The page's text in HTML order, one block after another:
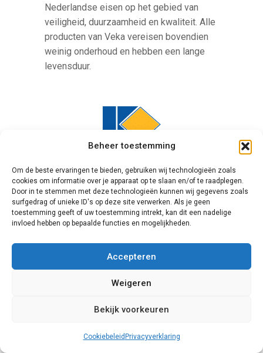
Beheer toestemming
Om de beste ervaringen te bieden, gebruiken wij technologieën zoals
cookies om informatie over je apparaat op te slaan en/of te raadplegen.
Door in te stemmen met deze technologieën kunnen wij gegevens zoals
surfgedrag of unieke ID's op deze site verwerken. Als je geen
toestemming geeft of uw toestemming intrekt, kan dit een nadelige
invloed hebben op bepaalde functies en mogelijkheden.
Accepteren
Weigeren
Bekijk voorkeuren
Cookiebeleid Privacyverklaring
Nederlandse eisen op het gebied van
veiligheid, duurzaamheid en kwaliteit. Alle
producten van Veka vereisen bovendien
weinig onderhoud en hebben een lange
levensduur.
Knipping
Een unieke speler op de markt voor
schuifpuien is Knipping. Dit bedrijf
combineert namelijk kunststoffen en
aluminium onderdelen om te besparen op
de kosten, en de draagkracht van het
model te verbeteren. Door aluminium te
aan het milieu. Het beveiligen van
dergelijke schuifsystemen is het beste